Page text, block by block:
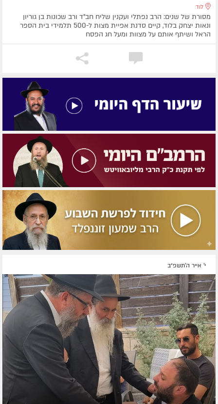
לוד
מסורת של שנים: הרב נפתלי ועקנין שליח חב"ד ורב שכונות בן גוריון
ונאות יצחק בלוד, קיים סדנת אפיית מצות ל-500 תלמידי בית הספר
הראל ושיתף אותם על מצוות ומעל חג הפסח
י' אייר ה׳תשפ״ב